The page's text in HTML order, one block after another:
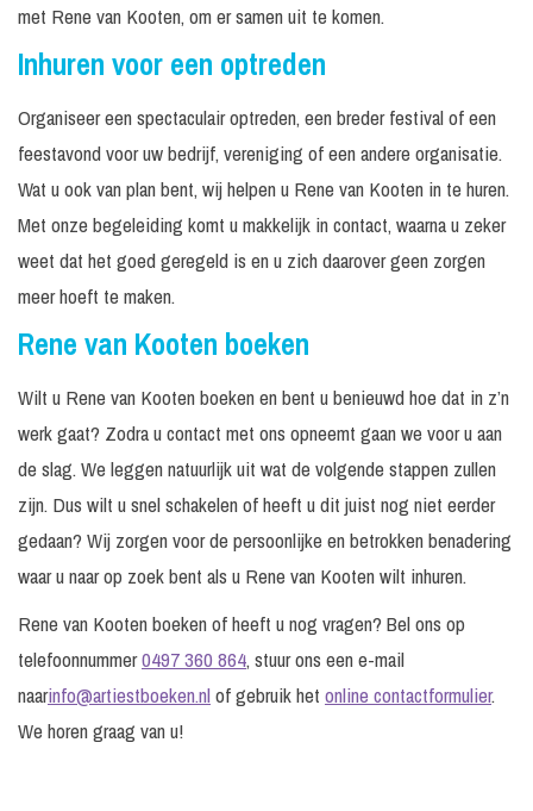
met Rene van Kooten, om er samen uit te komen.
Inhuren voor een optreden
Organiseer een spectaculair optreden, een breder festival of een
feestavond voor uw bedrijf, vereniging of een andere organisatie.
Wat u ook van plan bent, wij helpen u Rene van Kooten in te huren.
Met onze begeleiding komt u makkelijk in contact, waarna u zeker
weet dat het goed geregeld is en u zich daarover geen zorgen
meer hoeft te maken.
Rene van Kooten boeken
Wilt u Rene van Kooten boeken en bent u benieuwd hoe dat in z’n
werk gaat? Zodra u contact met ons opneemt gaan we voor u aan
de slag. We leggen natuurlijk uit wat de volgende stappen zullen
zijn. Dus wilt u snel schakelen of heeft u dit juist nog niet eerder
gedaan? Wij zorgen voor de persoonlijke en betrokken benadering
waar u naar op zoek bent als u Rene van Kooten wilt inhuren.
Rene van Kooten boeken of heeft u nog vragen? Bel ons op
telefoonnummer0497 360 864, stuur ons een e-mail
naarinfo@artiestboeken.nlof gebruik het online contactformulier.
We horen graag van u!